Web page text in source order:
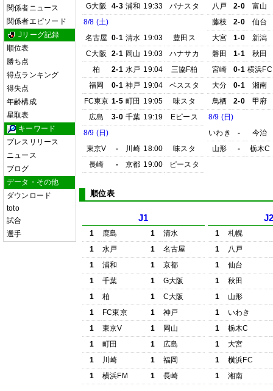
関係者ニュース
関係者エピソード
Jリーグ記録
順位表
勝ち点
得点ランキング
得失点
年齢構成
星取表
キーワード
プレスリリース
ニュース
ブログ
データ・その他
ダウンロード
toto
試合
選手
G大阪
4-3 浦和 19:33
パナスタ
8/8 (土)
名古屋 0-1 清水 19:03
豊田ス
C大阪
2-1 岡山 19:03
ハナサカ
柏
2-1 水戸 19:04
三協F柏
福岡
0-1 神戸 19:04
ベススタ
FC東京 1-5 町田 19:05
味スタ
広島
3-0 千葉 19:19
Eピース
8/9 (日)
東京V
- 川崎 18:00
味スタ
長崎
- 京都 19:00 ピースタ
八戸
2-0
富山
藤枝
2-0
仙台
大宮
1-0
新潟
磐田
1-1
秋田
宮崎
0-1 横浜FC
大分
0-1
湘南
鳥栖
2-0
甲府
8/9 (日)
いわき
-
今治
山形
- 栃木C
順位表
J1
1 鹿島 1
清水
1
水戸 1
名古屋
1
浦和 1
京都
1
千葉 1
G大阪
1
柏 1
C大阪
1
FC東京 1
神戸
1
東京V 1
岡山
1
町田 1
広島
1
川崎 1
福岡
1
横浜FM 1 長崎
1
札幌
1
八戸
1
仙台
1
秋田
1
山形
1
いわき
1
栃木C
1
大宮
1
横浜FC
1
湘南